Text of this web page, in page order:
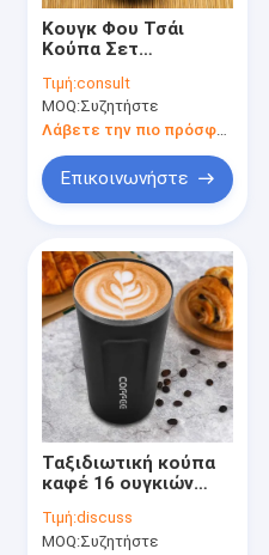
Κουγκ Φου Τσάι
Κούπα Σετ
Φου Τσάι Σετ 6,7
ουγκιές με μπαμπού
δίσκο
Τιμή:consult
MOQ:Συζητήστε
Επικοινωνήστε
Ταξιδιωτική κούπα
καφέ 16 ουγκιών
φλιτζάνια καφέ με
θήκη αποθήκευσης
Τιμή:discuss
MOQ:Συζητήστε